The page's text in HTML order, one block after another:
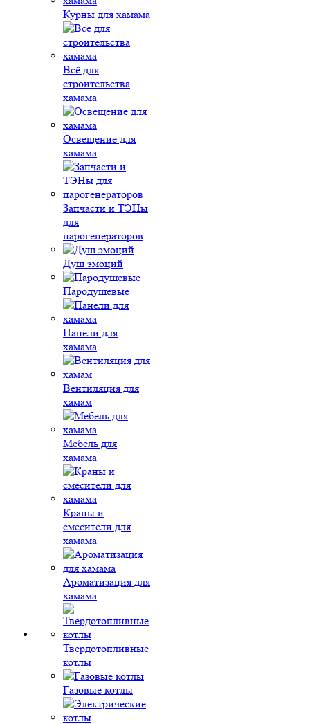
Курны для хамама
Всё для
строительства
хамама
Освещение для
хамама
Запчасти и ТЭНы
для
парогенераторов
Душ эмоций
Пародушевые
Панели для
хамама
Вентиляция для
хамам
Мебель для
хамама
Краны и
смесители для
хамама
Ароматизация для
хамама
Твердотопливные
котлы
Газовые котлы